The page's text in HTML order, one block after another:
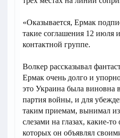
«Оказывается, Ермак
такие соглашения 12 июля
контактной группе.
Волкер рассказывал
Ермак очень долго и
это Украина была виновна
партия войны, и для
таким приемам, вынимал
слезами на глазах, какие-
которых он объявлял